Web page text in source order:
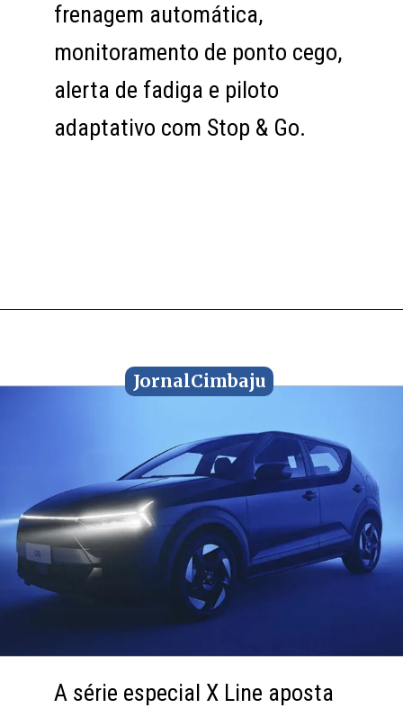
frenagem automática,
monitoramento de ponto cego,
alerta de fadiga e piloto
adaptativo com Stop & Go.
frenagem automática,
monitoramento de ponto cego,
alerta de fadiga e piloto
adaptativo com Stop & Go.
A série especial X Line aposta
A série especial X Line aposta
JornalCimbaju
JornalCimbaju